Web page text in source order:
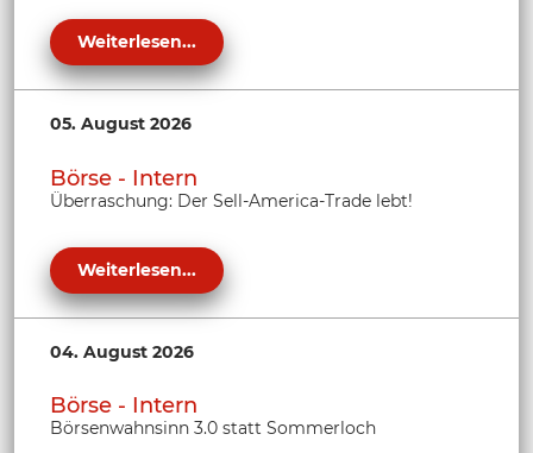
Weiterlesen...
05. August 2026
Börse - Intern
Überraschung: Der Sell-America-Trade lebt!
Weiterlesen...
04. August 2026
Börse - Intern
Börsenwahnsinn 3.0 statt Sommerloch